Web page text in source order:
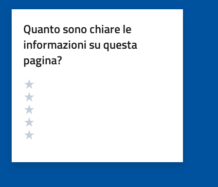
Quanto sono chiare le
informazioni su questa
pagina?
Valutazione